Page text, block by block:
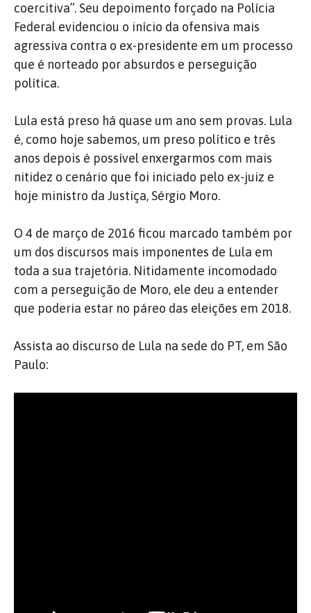
coercitiva”. Seu depoimento forçado na Polícia
Federal evidenciou o início da ofensiva mais
agressiva contra o ex-presidente em um processo
que é norteado por absurdos e perseguição
política.
Lula está preso há quase um ano sem provas. Lula
é, como hoje sabemos, um preso político e três
anos depois é possível enxergarmos com mais
nitidez o cenário que foi iniciado pelo ex-juiz e
hoje ministro da Justiça, Sérgio Moro.
O 4 de março de 2016 ficou marcado também por
um dos discursos mais imponentes de Lula em
toda a sua trajetória. Nitidamente incomodado
com a perseguição de Moro, ele deu a entender
que poderia estar no páreo das eleições em 2018.
Assista ao discurso de Lula na sede do PT, em São
Paulo: